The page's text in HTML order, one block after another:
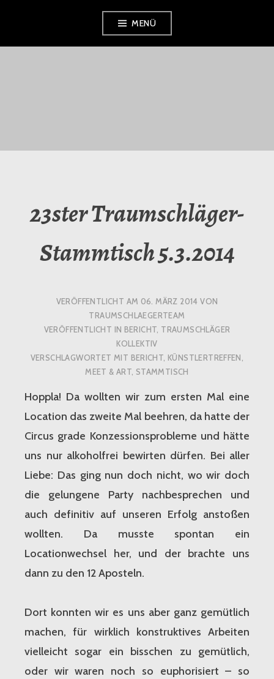
MENÜ
KOLLEKTIV E.V.
23ster Traumschläger-
Stammtisch 5.3.2014
VERÖFFENTLICHT AM 06. MÄRZ 2014 VON
TRAUMSCHLAEGERTEAM
VERÖFFENTLICHT IN BERICHT TRAUMSCHLÄGER
KOLLEKTIV
VERSCHLAGWORTET MIT BERICHT KÜNSTLERTREFFEN
MEET & ART STAMMTISCH
Hoppla! Da wollten wir zum ersten Mal eine
Location das zweite Mal beehren, da hatte der
Circus grade Konzessionsprobleme und hätte
uns nur alkoholfrei bewirten dürfen. Bei aller
Liebe: Das ging nun doch nicht, wo wir doch
die gelungene Party nachbesprechen und
auch definitiv auf unseren Erfolg anstoßen
wollten. Da musste spontan ein
Locationwechsel her, und der brachte uns
dann zu den 12 Aposteln.
Dort konnten wir es uns aber ganz gemütlich
machen, für wirklich konstruktives Arbeiten
vielleicht sogar ein bisschen zu gemütlich,
oder wir waren noch so euphorisiert – so